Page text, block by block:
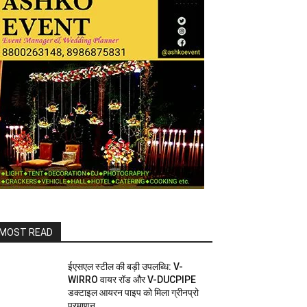
READ
ईएसएल स्टील की बड़ी उपलब्धि: V-
WIRRO वायर रॉड और V-DUCPIPE
डक्टाइल आयरन पाइप को मिला ग्रीनप्रो